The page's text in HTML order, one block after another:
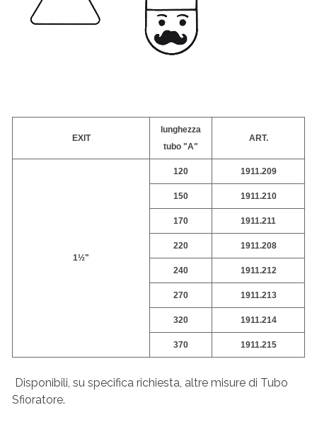
EXIT
lunghezza
tubo "A"
ART.
1½"
120 1911.209
150 1911.210
170 1911.211
220 1911.208
240 1911.212
270 1911.213
320 1911.214
370 1911.215
Disponibili, su specifica richiesta, altre misure di Tubo
Sfioratore.